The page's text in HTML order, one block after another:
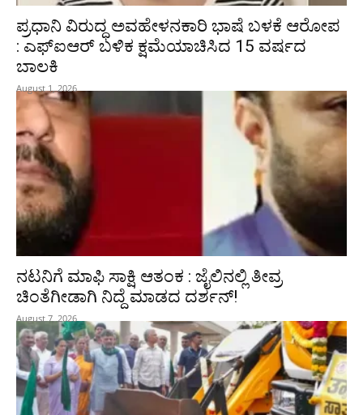
ಪ್ರಧಾನಿ ವಿರುದ್ಧ ಅವಹೇಳನಕಾರಿ ಭಾಷೆ ಬಳಕೆ ಆರೋಪ
: ಎಫ್‌ಐಆರ್‌ ಬಳಿಕ ಕ್ಷಮೆಯಾಚಿಸಿದ 15 ವರ್ಷದ
ಬಾಲಕಿ
August 1, 2026
ನಟನಿಗೆ ಮಾಫಿ ಸಾಕ್ಷಿ ಆತಂಕ : ಜೈಲಿನಲ್ಲಿ ತೀವ್ರ
ಚಿಂತೆಗೀಡಾಗಿ ನಿದ್ದೆ ಮಾಡದ ದರ್ಶನ್!
August 7, 2026